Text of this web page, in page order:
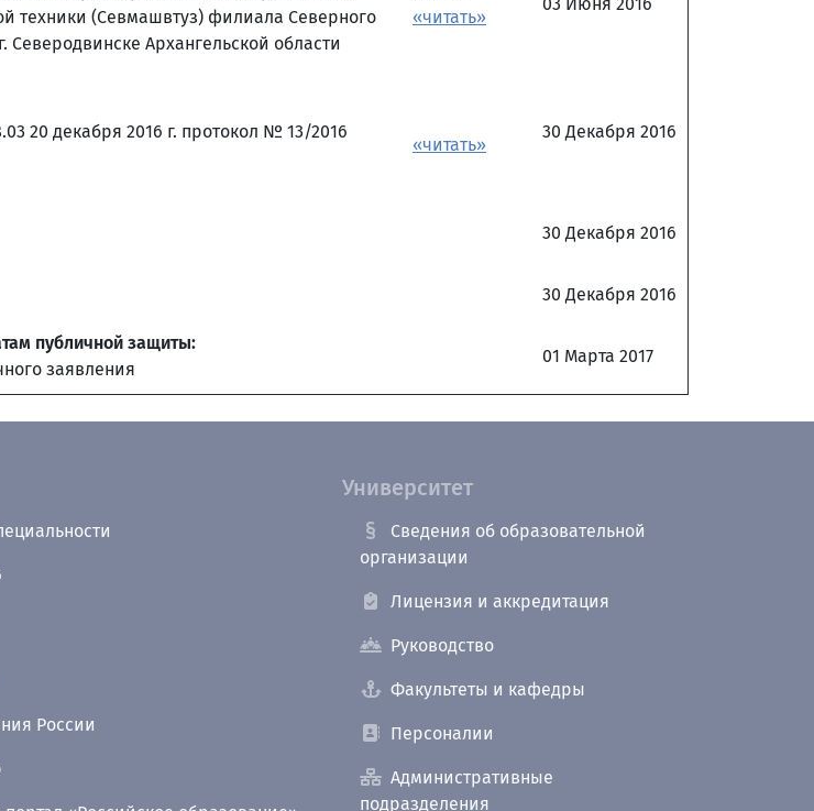
техники (Севмашвтуз) филиала Северного
Северодвинске Архангельской области
«читать»
20 декабря 2016 г. протокол № 13/2016
«читать»
30 Декабря 2016
30 Декабря 2016
30 Декабря 2016
публичной защиты:
заявления
01 Марта 2017
России
Университет
Сведения об образовательной
организации
Лицензия и аккредитация
Руководство
Факультеты и кафедры
Персоналии
Административные
подразделения